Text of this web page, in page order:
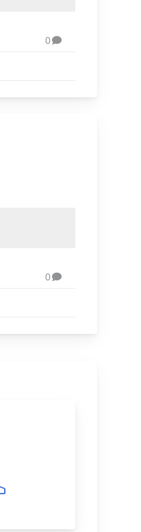
0
0